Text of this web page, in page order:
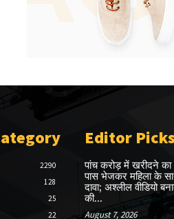
2290
128
25
22
Editor
पांच करोड़ में खरीदने
पास भेजकर महिला के
दावा; अश्लील वीडियो
की...
August 7, 2026